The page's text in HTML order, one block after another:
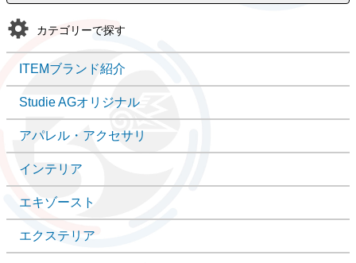
カテゴリーで探す
ITEMブランド紹介
Studie AGオリジナル
アパレル・アクセサリ
インテリア
エキゾースト
エクステリア